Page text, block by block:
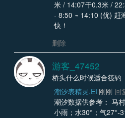
米 / 14:07干0.3米 /
- 8:50 ~ 14:10 (优) 赶
快！
删除
游客_47452
桥头什么时候适合筏钓
潮汐表精灵.EI 刚刚 回
潮汐数据供参考： 马
小雨；水30°；气27°-